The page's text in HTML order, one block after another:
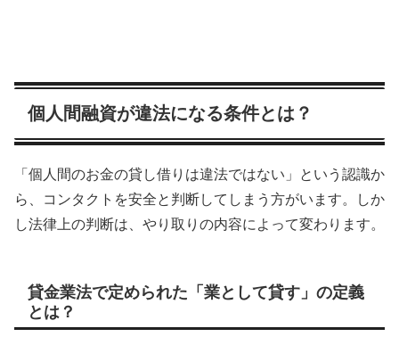
個人間融資が違法になる条件とは？
「個人間のお金の貸し借りは違法ではない」という認識か
ら、コンタクトを安全と判断してしまう方がいます。しか
し法律上の判断は、やり取りの内容によって変わります。
貸金業法で定められた「業として貸す」の定義
とは？